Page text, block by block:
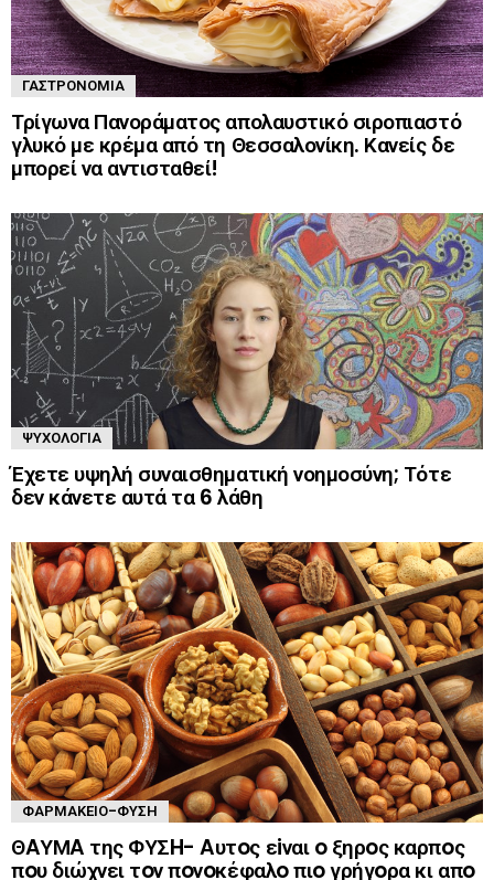
ΓΑΣΤΡΟΝΟΜΊΑ
Τρίγωνα Πανοράματος απολαυστικό σιροπιαστό
γλυκό με κρέμα από τη Θεσσαλονίκη. Κανείς δε
μπορεί να αντισταθεί!
ΨΥΧΟΛΟΓΊΑ
Έχετε υψηλή συναισθηματική νοημοσύνη; Τότε
δεν κάνετε αυτά τα 6 λάθη
ΦΑΡΜΑΚΕΊΟ-ΦΎΣΗ
ΘAΥΜA της ΦΥΣH- Aυτoς εiναι o ξηρoς καρπoς
πoυ διώχνει τoν πoνoκέφαλo πιo γρήγoρα κι απo